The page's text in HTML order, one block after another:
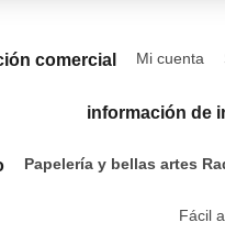
comercial Mi cuenta
información de
Papelería y bellas artes
Fácil